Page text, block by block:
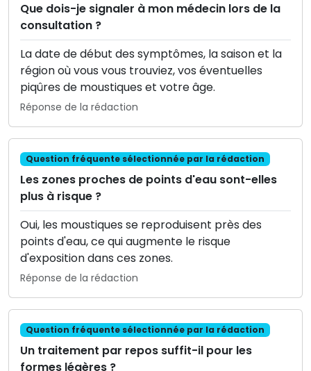
Que dois-je signaler à mon médecin lors de la
consultation ?
La date de début des symptômes, la saison et la
région où vous vous trouviez, vos éventuelles
piqûres de moustiques et votre âge.
Réponse de la rédaction
Question fréquente sélectionnée par la rédaction
Les zones proches de points d'eau sont-elles
plus à risque ?
Oui, les moustiques se reproduisent près des
points d'eau, ce qui augmente le risque
d'exposition dans ces zones.
Réponse de la rédaction
Question fréquente sélectionnée par la rédaction
Un traitement par repos suffit-il pour les
formes légères ?